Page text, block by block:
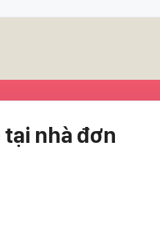
nhà đơn